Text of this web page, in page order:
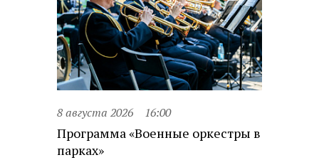
8 августа 2026 16:00
Программа «Военные оркестры в
парках»